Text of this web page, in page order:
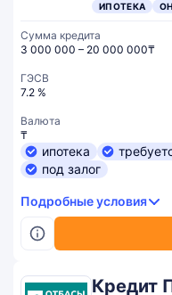
ИПОТЕКА
Сумма кредита
3 000 000 – 20 000 000₸
ГЭСВ
7.2 %
Валюта
₸
ипотека
под залог
Подробные условия
Кредит